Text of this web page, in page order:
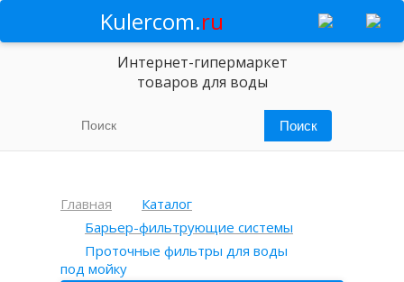
Kulercom.ru
Интернет-гипермаркет
товаров для воды
Главная
Каталог
Барьер-фильтрующие системы
Проточные фильтры для воды
под мойку